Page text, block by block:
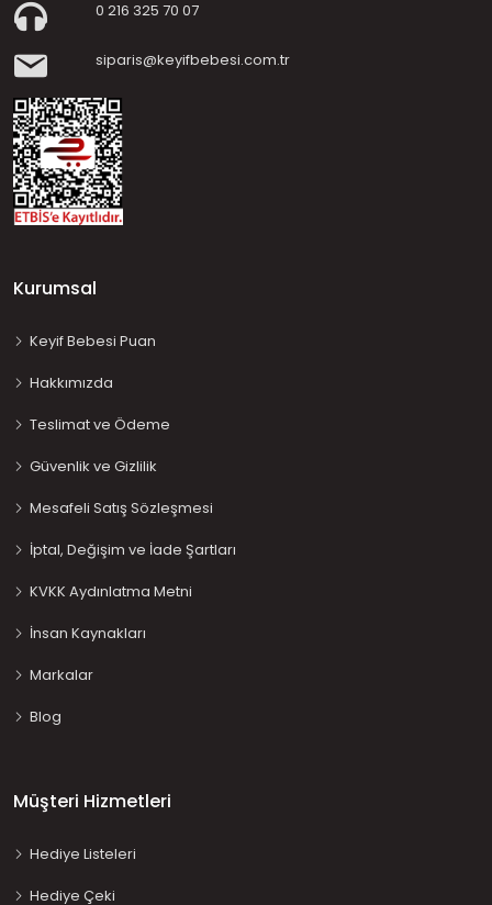
0 216 325 70 07
siparis@keyifbebesi.com.tr
Kurumsal
Keyif Bebesi Puan
Hakkımızda
Teslimat ve Ödeme
Güvenlik ve Gizlilik
Mesafeli Satış Sözleşmesi
İptal, Değişim ve İade Şartları
KVKK Aydınlatma Metni
İnsan Kaynakları
Markalar
Blog
Müşteri Hizmetleri
Hediye Listeleri
Hediye Çeki